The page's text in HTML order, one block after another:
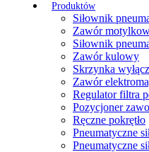
Produktów
Siłownik
Zawór
Siłownik
Zawór kulowy
Skrzynka
Zawór
Regulator filtra
Pozycjoner
Ręczne pokrętło
Pneumatyczne
Pneumatyczne